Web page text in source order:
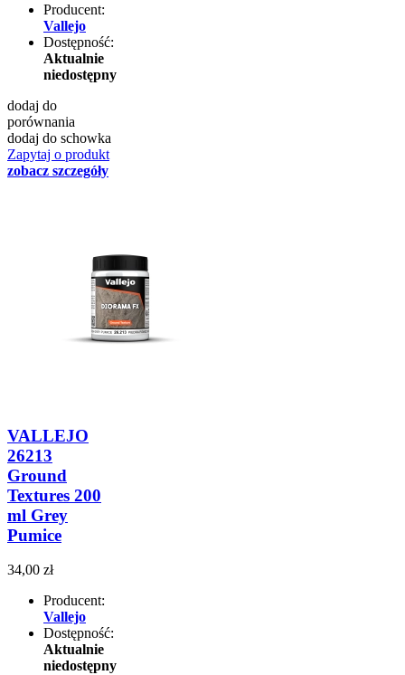
Producent:
Vallejo
Dostępność:
Aktualnie
niedostępny
dodaj do
porównania
dodaj do schowka
Zapytaj o produkt
zobacz szczegóły
VALLEJO
26213
Ground
Textures 200
ml Grey
Pumice
34,00 zł
Producent:
Vallejo
Dostępność:
Aktualnie
niedostępny